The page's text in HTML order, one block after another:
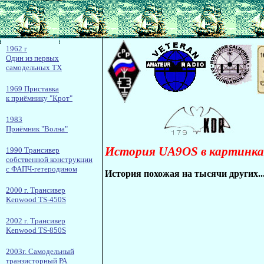
1962 г
Один из первых
самодельных ТХ
1969 Приставка
к приёмнику "Крот"
1983
Приёмник "Волна"
1990 Трансивер
собственной конструкции
с ФАПЧ-гетеродином
2000 г. Трансивер
Kenwood TS-450S
2002 г. Трансивер
Kenwood TS-850S
2003г. Самодельный
транзисторный РА
История UA9OS в
История похожая на тысячи